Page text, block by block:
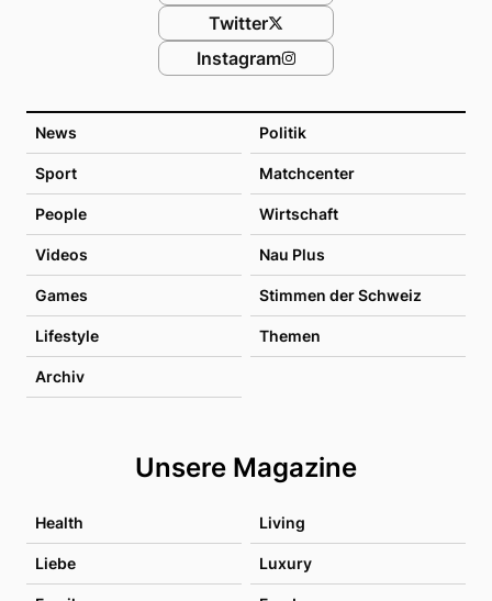
News Politik
Sport Matchcenter
People Wirtschaft
Videos Nau Plus
Games Stimmen der Schweiz
Lifestyle Themen
Archiv
Unsere Magazine
Health Living
Liebe Luxury
Twitter
Instagram